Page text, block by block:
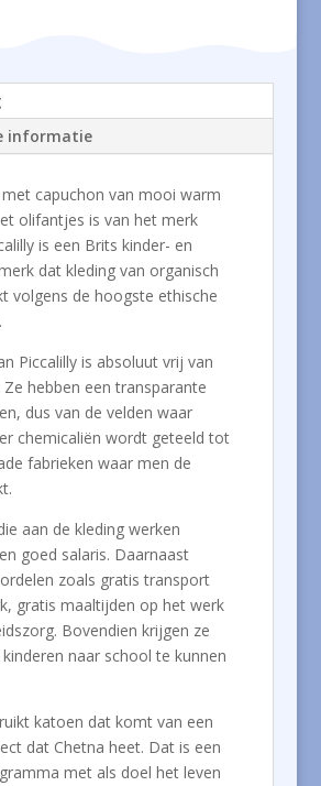
informatie
capuchon van mooi warm
olifantjes is van het merk
is een Brits kinder- en
dat kleding van organisch
volgens de hoogste ethische
Piccalilly is absoluut vrij van
Ze hebben een transparante
dus van de velden waar
chemicaliën wordt geteeld tot
fabrieken waar men de
aan de kleding werken
goed salaris. Daarnaast
zoals gratis transport
gratis maaltijden op het werk
Bovendien krijgen ze
naar school te kunnen
katoen dat komt van een
dat Chetna heet. Dat is een
met als doel het leven